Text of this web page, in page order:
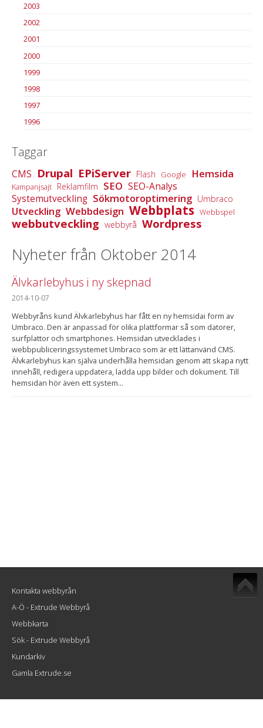
2003
2002
2001
2000
1999
1998
1997
1996
Taggar
CMS Drupal EPiServer Flash Google Hemsida
Kampanjsajt Reklamfilm SEO SEO-Analys
Systemutveckling Sökmotoroptimering Umbraco
Utveckling Webbdesign Webbplats Webbspel
webbutveckling webbyrå Wordpress
Nyheter från Oktober 2014
Älvkarlebyhus i ny skepnad
2014-10-07
Webbyråns kund Älvkarlebyhus har fått en ny hemsidai form av
Umbraco. Den är anpassad för olika plattformar så som datorer,
surfplattor och smartphones. Hemsidan utvecklades i
webbpubliceringssystemet Umbraco som är ett lättanvänd CMS.
Älvkarlebyhus kan själva underhålla hemsidan genom att skapa nytt
innehåll, redigera uppdatera, ladda upp bilder och dokument. Till
hemsidan hör även ett system...
Kontakta webbyrån
A-Ö - Extrude Webbyrå
Webbkarta
Sök - Extrude Webbyrå
Kundarkiv
Gamla Extrude.se